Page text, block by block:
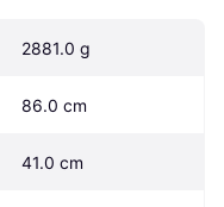
2881.0 g
86.0 cm
41.0 cm